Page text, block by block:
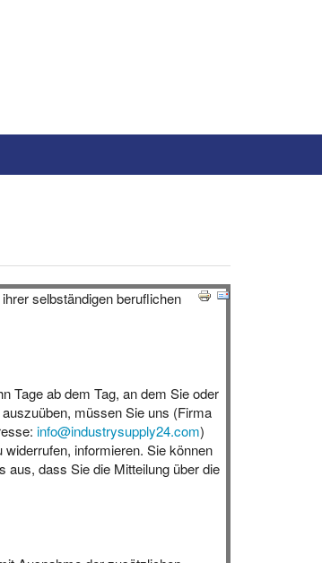
selbständigen beruflichen
Tage ab dem Tag, an dem Sie oder
müssen Sie uns (Firma
info@industrysupply24.com)
informieren. Sie können
aus, dass Sie die Mitteilung über die